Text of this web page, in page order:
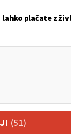
lahko plačate z
(51)